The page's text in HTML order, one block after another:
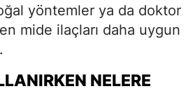
yöntemler ya da doktor
mide ilaçları daha uygun
NELERE